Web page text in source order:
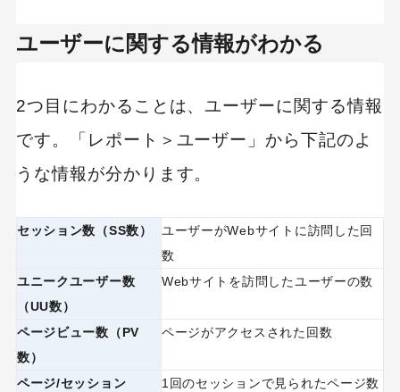
ユーザーに関する情報がわかる
2つ目にわかることは、ユーザーに関する情報
です。「レポート＞ユーザー」から下記のよ
うな情報が分かります。
セッション数（SS数）
ユーザーがWebサイトに訪問した回
数
ユニークユーザー数
（UU数）
Webサイトを訪問したユーザーの数
ページビュー数（PV
数）
ページがアクセスされた回数
ページ/セッション
1回のセッションで見られたページ数